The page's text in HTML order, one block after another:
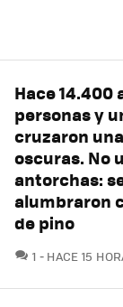
Hace 14.400
personas y
cruzaron
oscuras. No
antorchas:
alumbraron
de pino
1 COMENTARIOS
HACE 15